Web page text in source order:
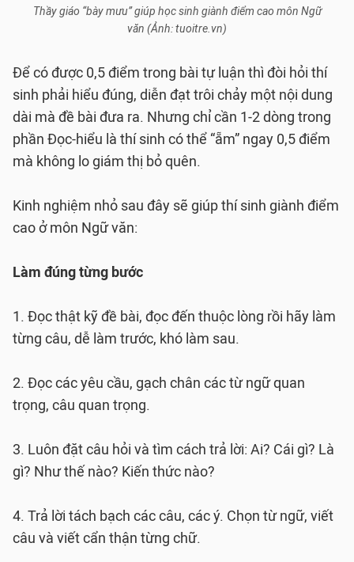
Thầy giáo “bày mưu” giúp học sinh giành điểm cao môn Ngữ
văn (Ảnh: tuoitre.vn)
Để có được 0,5 điểm trong bài tự luận thì đòi hỏi thí
sinh phải hiểu đúng, diễn đạt trôi chảy một nội dung
dài mà đề bài đưa ra. Nhưng chỉ cần 1-2 dòng trong
phần Đọc-hiểu là thí sinh có thể “ẵm” ngay 0,5 điểm
mà không lo giám thị bỏ quên.
Kinh nghiệm nhỏ sau đây sẽ giúp thí sinh giành điểm
cao ở môn Ngữ văn:
Làm đúng từng bước
1. Đọc thật kỹ đề bài, đọc đến thuộc lòng rồi hãy làm
từng câu, dễ làm trước, khó làm sau.
2. Đọc các yêu cầu, gạch chân các từ ngữ quan
trọng, câu quan trọng.
3. Luôn đặt câu hỏi và tìm cách trả lời: Ai? Cái gì? Là
gì? Như thế nào? Kiến thức nào?
4. Trả lời tách bạch các câu, các ý. Chọn từ ngữ, viết
câu và viết cẩn thận từng chữ.